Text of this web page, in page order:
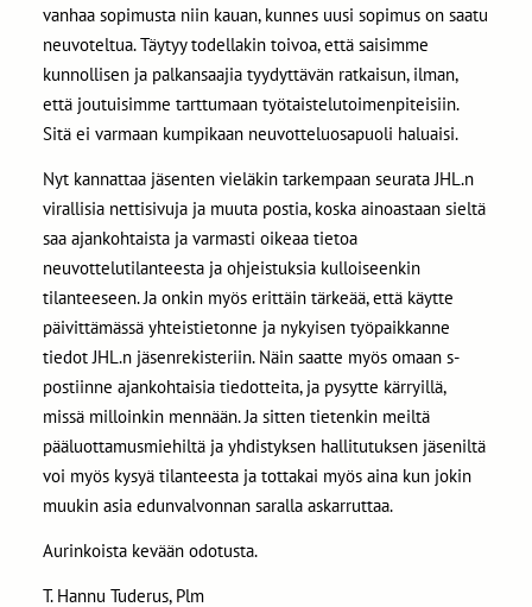
vanhaa sopimusta niin kauan, kunnes uusi sopimus on saatu
neuvoteltua. Täytyy todellakin toivoa, että saisimme
kunnollisen ja palkansaajia tyydyttävän ratkaisun, ilman,
että joutuisimme tarttumaan työtaistelutoimenpiteisiin.
Sitä ei varmaan kumpikaan neuvotteluosapuoli haluaisi.
Nyt kannattaa jäsenten vieläkin tarkempaan seurata JHL.n
virallisia nettisivuja ja muuta postia, koska ainoastaan sieltä
saa ajankohtaista ja varmasti oikeaa tietoa
neuvottelutilanteesta ja ohjeistuksia kulloiseenkin
tilanteeseen. Ja onkin myös erittäin tärkeää, että käytte
päivittämässä yhteistietonne ja nykyisen työpaikkanne
tiedot JHL.n jäsenrekisteriin. Näin saatte myös omaan s-
postiinne ajankohtaisia tiedotteita, ja pysytte kärryillä,
missä milloinkin mennään. Ja sitten tietenkin meiltä
pääluottamusmiehiltä ja yhdistyksen hallitutuksen jäseniltä
voi myös kysyä tilanteesta ja tottakai myös aina kun jokin
muukin asia edunvalvonnan saralla askarruttaa.
Aurinkoista kevään odotusta.
T. Hannu Tuderus, Plm